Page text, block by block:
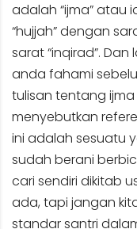
adalah “ijma” atau
“hujjah” dengan
sarat “inqirad”. Dan
anda fahami
tulisan tentang
menyebutkan
ini adalah sesuatu
sudah berani
cari sendiri dikitab
ada, tapi jangan
standar santri